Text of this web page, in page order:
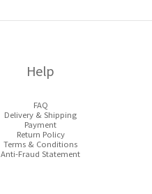
Help
FAQ
Delivery & Shipping
Payment
Return Policy
Terms & Conditions
Anti-Fraud Statement